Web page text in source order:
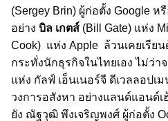
(Sergey Brin) ผู้ก่อตั้ง Google ห
อย่าง บิล เกตส์ (Bill Gate) แห่ง
Cook) แห่ง Apple ล้วนเคยเรีย
กระทั่งนักธุรกิจในไทยเอง ไม่ว่า
แห่ง กัลฟ์ เอ็นเนอร์จี ดีเวลลอป
วงการอสังหา อย่างแลนด์แอนด์
ยัง ณัฐวุฒิ พึงเจริญพงศ์ ผู้ก่อตั้ง